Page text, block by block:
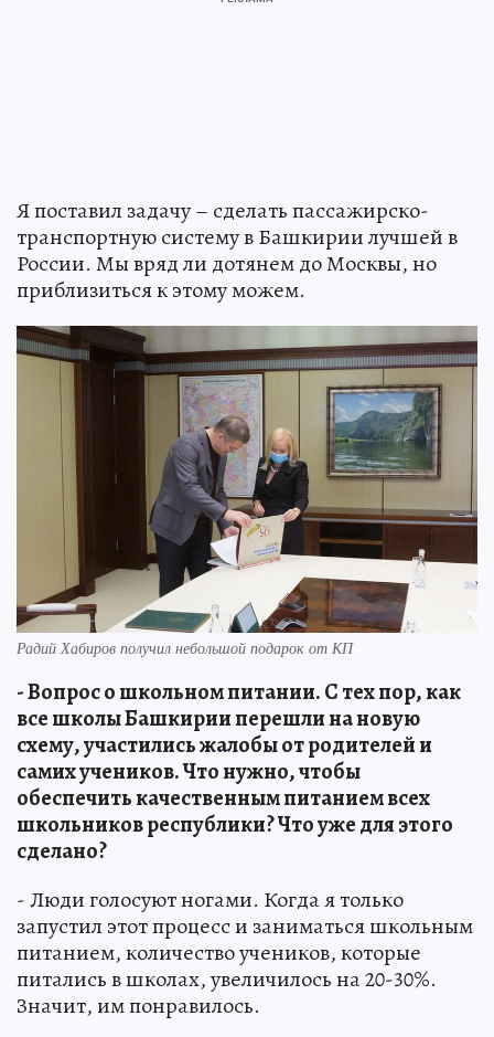
Я поставил задачу – сделать пассажирско-
транспортную систему в Башкирии лучшей в
России. Мы вряд ли дотянем до Москвы, но
приблизиться к этому можем.
Радий Хабиров получил небольшой подарок от КП
- Вопрос о школьном питании. С тех пор, как
все школы Башкирии перешли на новую
схему, участились жалобы от родителей и
самих учеников. Что нужно, чтобы
обеспечить качественным питанием всех
школьников республики? Что уже для этого
сделано?
- Люди голосуют ногами. Когда я только
запустил этот процесс и заниматься школьным
питанием, количество учеников, которые
питались в школах, увеличилось на 20-30%.
Значит, им понравилось.